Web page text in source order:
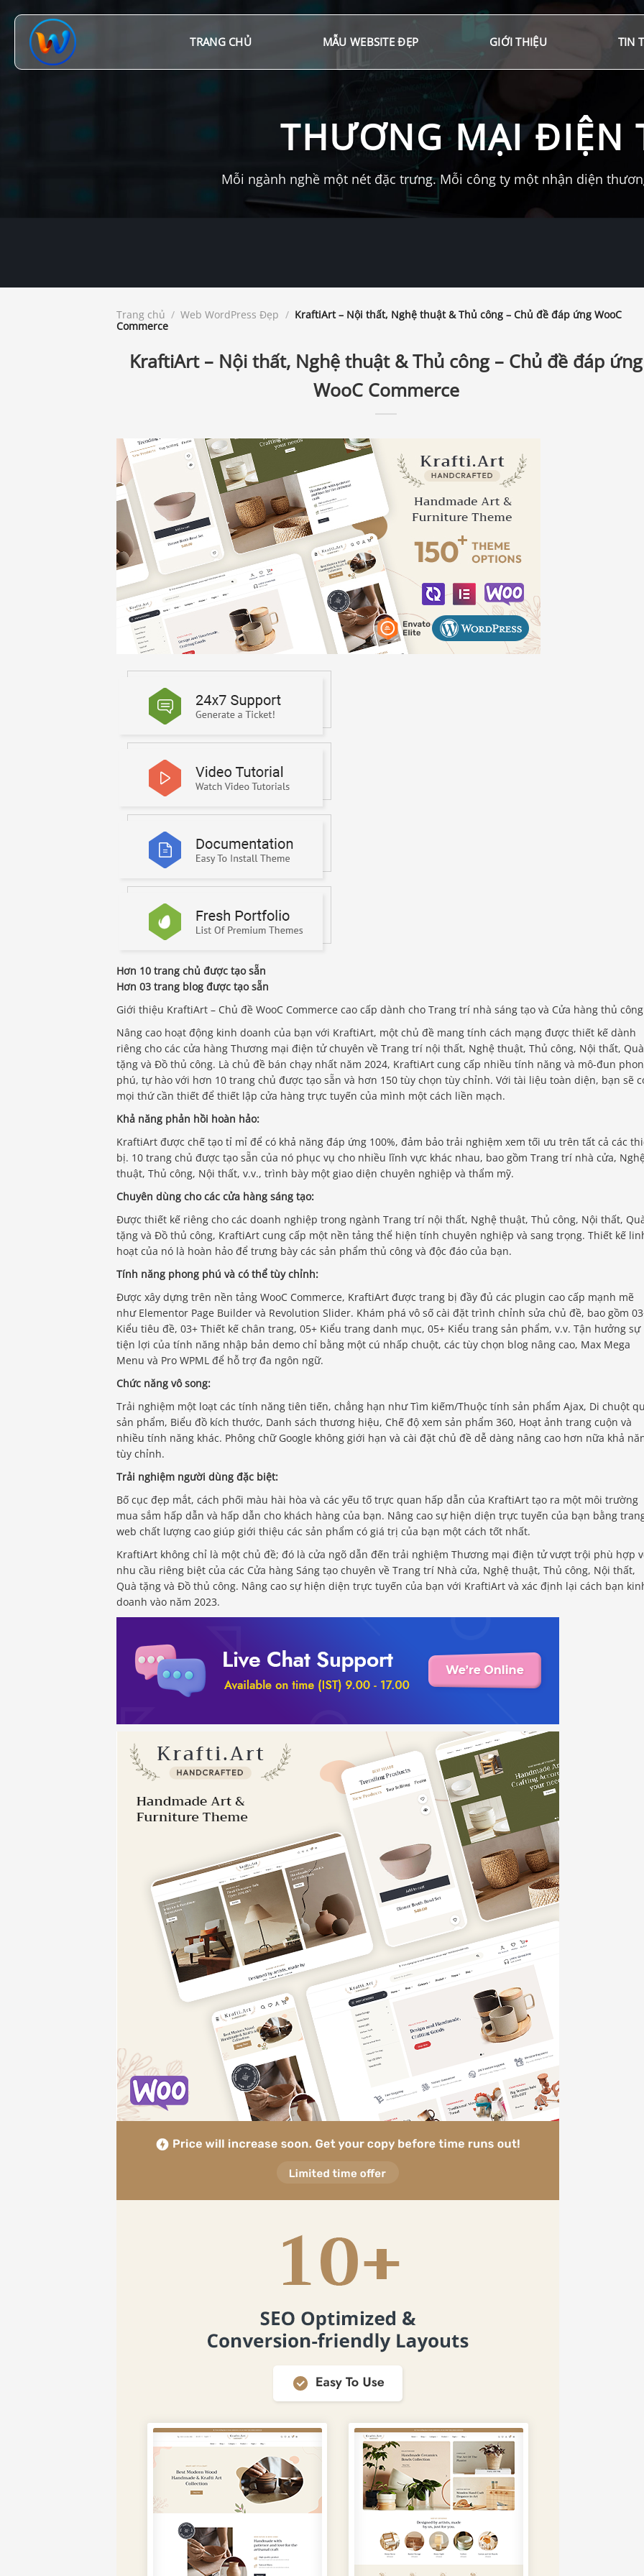
đến
TRANG CHỦ MẪU WEBSITE ĐẸP GIỚI THIỆU TIN
THƯƠNG MẠI ĐIỆN
Mỗi ngành nghề một nét đặc trưng. Mỗi công ty một nhận diện
Trang chủ / Web WordPress Đẹp / KraftiArt – Nội thất, Nghệ thuật & Thủ công – Chủ đề đáp ứng WooC
Commerce
KraftiArt – Nội thất, Nghệ thuật & Thủ công – Chủ đề đáp ứng
WooC Commerce
Hơn 10 trang chủ được tạo sẵn
Hơn 03 trang blog được tạo sẵn
Giới thiệu KraftiArt – Chủ đề WooC Commerce cao cấp dành cho Trang trí nhà sáng tạo và Cửa hàng thủ công
Nâng cao hoạt động kinh doanh của bạn với KraftiArt, một chủ đề mang tính cách mạng được thiết kế dành
riêng cho các cửa hàng Thương mại điện tử chuyên về Trang trí nội thất, Nghệ thuật, Thủ công, Nội thất, Quà
tặng và Đồ thủ công. Là chủ đề bán chạy nhất năm 2024, KraftiArt cung cấp nhiều tính năng và mô-đun
phú, tự hào với hơn 10 trang chủ được tạo sẵn và hơn 150 tùy chọn tùy chỉnh. Với tài liệu toàn diện, bạn sẽ
mọi thứ cần thiết để thiết lập cửa hàng trực tuyến của mình một cách liền mạch.
Khả năng phản hồi hoàn hảo:
KraftiArt được chế tạo tỉ mỉ để có khả năng đáp ứng 100%, đảm bảo trải nghiệm xem tối ưu trên tất cả các
bị. 10 trang chủ được tạo sẵn của nó phục vụ cho nhiều lĩnh vực khác nhau, bao gồm Trang trí nhà cửa, Nghệ
thuật, Thủ công, Nội thất, v.v., trình bày một giao diện chuyên nghiệp và thẩm mỹ.
Chuyên dùng cho các cửa hàng sáng tạo:
Được thiết kế riêng cho các doanh nghiệp trong ngành Trang trí nội thất, Nghệ thuật, Thủ công, Nội thất,
tặng và Đồ thủ công, KraftiArt cung cấp một nền tảng thể hiện tính chuyên nghiệp và sang trọng. Thiết kế
hoạt của nó là hoàn hảo để trưng bày các sản phẩm thủ công và độc đáo của bạn.
Tính năng phong phú và có thể tùy chỉnh:
Được xây dựng trên nền tảng WooC Commerce, KraftiArt được trang bị đầy đủ các plugin cao cấp mạnh mẽ
như Elementor Page Builder và Revolution Slider. Khám phá vô số cài đặt trình chỉnh sửa chủ đề, bao gồm
Kiểu tiêu đề, 03+ Thiết kế chân trang, 05+ Kiểu trang danh mục, 05+ Kiểu trang sản phẩm, v.v. Tận hưởng sự
tiện lợi của tính năng nhập bản demo chỉ bằng một cú nhấp chuột, các tùy chọn blog nâng cao, Max Mega
Menu và Pro WPML để hỗ trợ đa ngôn ngữ.
Chức năng vô song:
Trải nghiệm một loạt các tính năng tiên tiến, chẳng hạn như Tìm kiếm/Thuộc tính sản phẩm Ajax, Di chuột
sản phẩm, Biểu đồ kích thước, Danh sách thương hiệu, Chế độ xem sản phẩm 360, Hoạt ảnh trang cuộn và
nhiều tính năng khác. Phông chữ Google không giới hạn và cài đặt chủ đề dễ dàng nâng cao hơn nữa khả
tùy chỉnh.
Trải nghiệm người dùng đặc biệt:
Bố cục đẹp mắt, cách phối màu hài hòa và các yếu tố trực quan hấp dẫn của KraftiArt tạo ra một môi trường
mua sắm hấp dẫn và hấp dẫn cho khách hàng của bạn. Nâng cao sự hiện diện trực tuyến của bạn bằng
web chất lượng cao giúp giới thiệu các sản phẩm có giá trị của bạn một cách tốt nhất.
KraftiArt không chỉ là một chủ đề; đó là cửa ngõ dẫn đến trải nghiệm Thương mại điện tử vượt trội phù hợp
nhu cầu riêng biệt của các Cửa hàng Sáng tạo chuyên về Trang trí Nhà cửa, Nghệ thuật, Thủ công, Nội thất,
Quà tặng và Đồ thủ công. Nâng cao sự hiện diện trực tuyến của bạn với KraftiArt và xác định lại cách bạn
doanh vào năm 2023.